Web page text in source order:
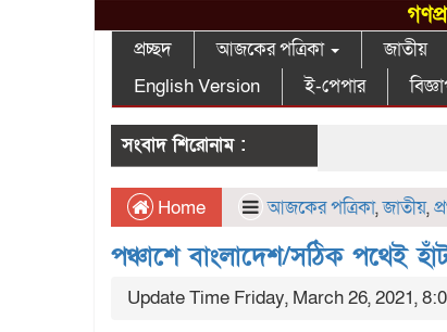
প্রচ্ছদ আজকের পত্রিকা জাতীয়
English Version
ই-পেপার
সংবাদ শিরোনাম :
Home আজকের পত্রিকা,জাতীয়,
পঞ্চাশে বাংলাদেশ/সঠিক পথেই
Update Time Friday, March 26, 2021,